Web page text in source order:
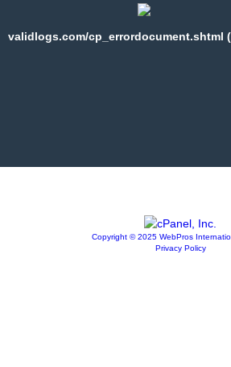
validlogs.com/cp_errordocument.shtml
Copyright © 2025 WebPros
Privacy Policy